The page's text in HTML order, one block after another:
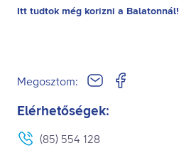
Itt tudtok még korizni a Balatonnál!
Megosztom:
Elérhetőségek:
(85) 554 128